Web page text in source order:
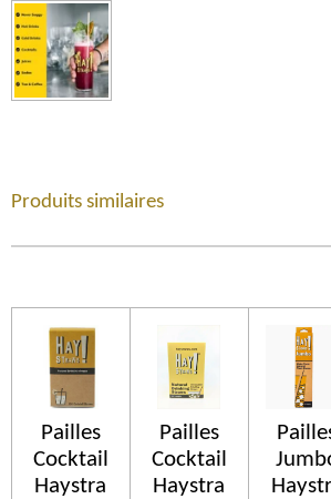
Produits similaires
Pailles
Cocktail
Haystra
Pailles
Cocktail
Haystra